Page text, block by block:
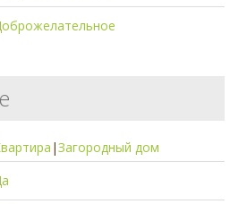
|Загородный дом